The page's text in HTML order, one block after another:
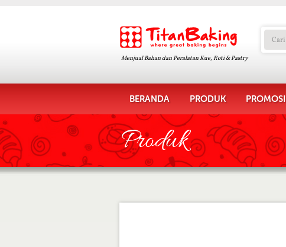
Menjual Bahan dan Peralatan Kue, Roti & Pastry
BERANDA PRODUK PROMOSI
Produk